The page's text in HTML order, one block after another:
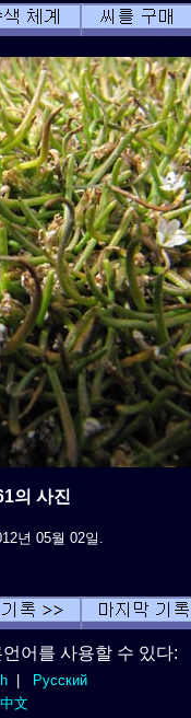
의 사진
년 05월 02일.
어를 사용할 수 있다:
|
Русский
中文